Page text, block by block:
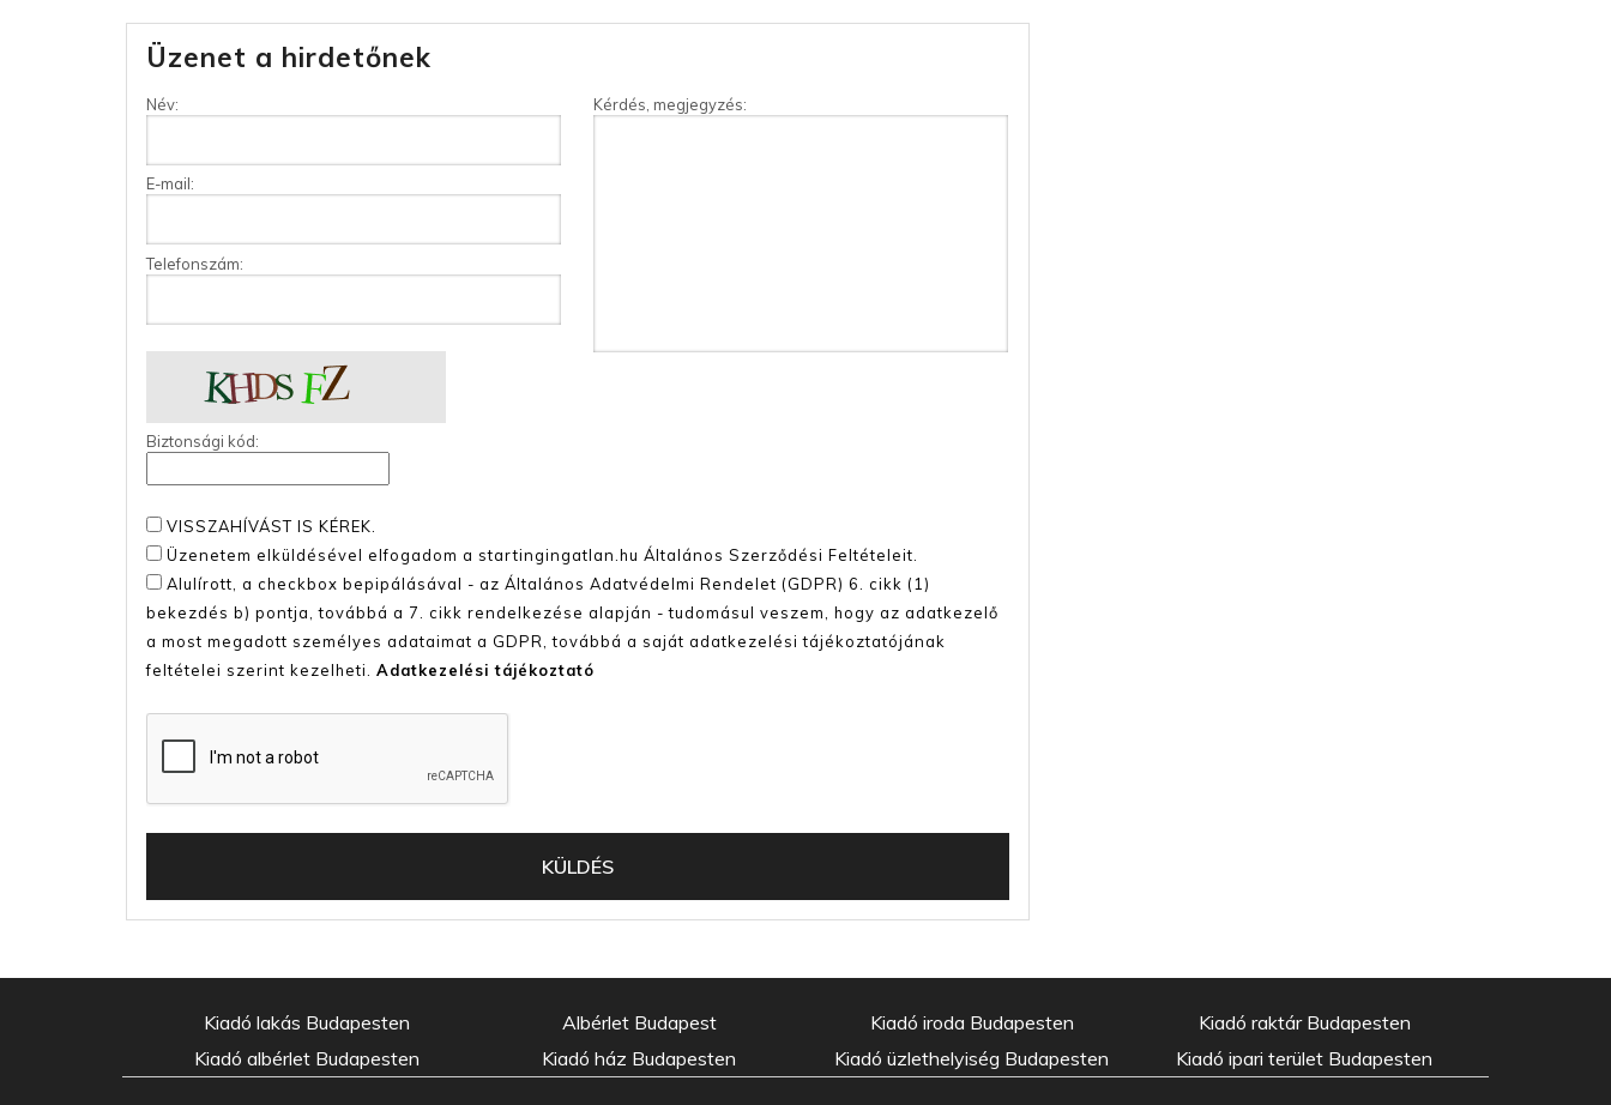
Üzenet a hirdetőnek
Név:
E-mail:
Telefonszám:
Biztonsági kód:
Kérdés, megjegyzés:
VISSZAHÍVÁST IS KÉREK.
Üzenetem elküldésével elfogadom a startingingatlan.hu Általános Szerződési Feltételeit
Alulírott, a checkbox bepipálásával - az Általános Adatvédelmi Rendelet (GDPR) 6. cikk (1)
bekezdés b) pontja, továbbá a 7. cikk rendelkezése alapján - tudomásul veszem, hogy az adatkezelő
a most megadott személyes adataimat a GDPR, továbbá a saját adatkezelési tájékoztatójának
feltételei szerint kezelheti. Adatkezelési tájékoztató
Kiadó lakás Budapesten
Kiadó albérlet Budapesten
Albérlet Budapest
Kiadó ház Budapesten
Kiadó iroda Budapesten
Kiadó üzlethelyiség Budapesten
Kiadó raktár Budapesten
Kiadó ipari terület Budapesten